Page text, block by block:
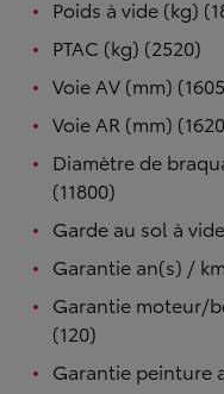
Poids à vide (kg)
PTAC (kg) (2520)
Voie AV (mm)
Voie AR (mm)
Diamètre de
(11800)
Garde au sol à
Garantie an(s) /
Garantie moteur/
(120)
Garantie peinture